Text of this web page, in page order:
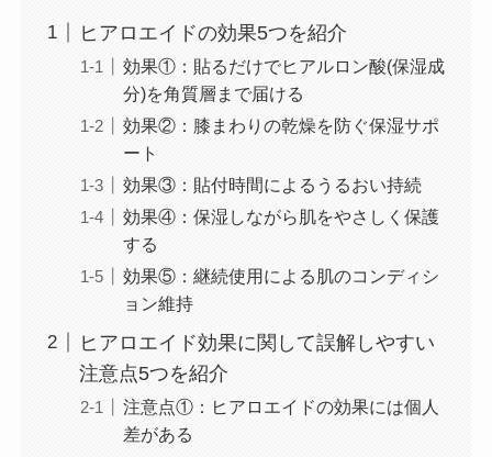
ヒアロエイドの効果5つを紹介
効果①：貼るだけでヒアルロン酸(保湿成
分)を角質層まで届ける
効果②：膝まわりの乾燥を防ぐ保湿サポ
ート
効果③：貼付時間によるうるおい持続
効果④：保湿しながら肌をやさしく保護
する
効果⑤：継続使用による肌のコンディシ
ョン維持
ヒアロエイド効果に関して誤解しやすい
注意点5つを紹介
注意点①：ヒアロエイドの効果には個人
差がある